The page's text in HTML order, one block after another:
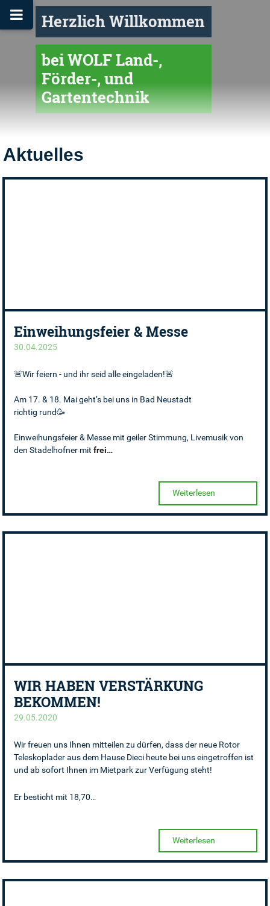
Herzlich Willkommen
bei WOLF Land-,
Förder-, und
Gartentechnik
Aktuelles
30.04.2025
Einweihungsfeier & Messe
🚨Wir feiern - und ihr seid alle eingeladen!🚨
Am 17. & 18. Mai geht’s bei uns in Bad Neustadt
richtig rund🥳
Einweihungsfeier & Messe mit geiler Stimmung, Livemusik von
den Stadelhofner mitfrei…
Weiterlesen
29.05.2020
WIR HABEN VERSTÄRKUNG
BEKOMMEN!
Wir freuen uns Ihnen mitteilen zu dürfen, dass der neue Rotor
Teleskoplader aus dem Hause Dieci heute bei uns eingetroffen ist
und ab sofort Ihnen im Mietpark zur Verfügung steht!
Er besticht mit 18,70…
Weiterlesen